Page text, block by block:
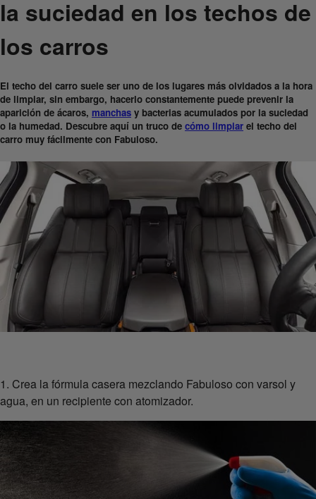
la suciedad en los techos de
los carros
El techo del carro suele ser uno de los lugares más olvidados a la hora
de limpiar, sin embargo, hacerlo constantemente puede prevenir la
aparición de ácaros, manchas y bacterias acumulados por la suciedad
o la humedad. Descubre aquí un truco de cómo limpiar el techo del
carro muy fácilmente con Fabuloso.
1. Crea la fórmula casera mezclando Fabuloso con varsol y
agua, en un recipiente con atomizador.